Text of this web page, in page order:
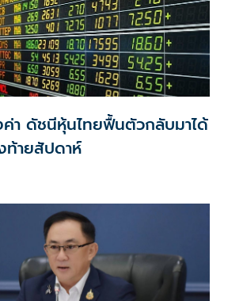
ค่า ดัชนีหุ้นไทยฟื้นตัวกลับมาได้
ท้ายสัปดาห์